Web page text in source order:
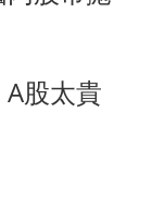
A股太貴